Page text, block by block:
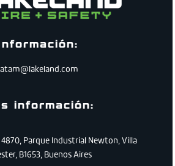
información:
Parque Industrial Newton, Villa
B1653, Buenos Aires